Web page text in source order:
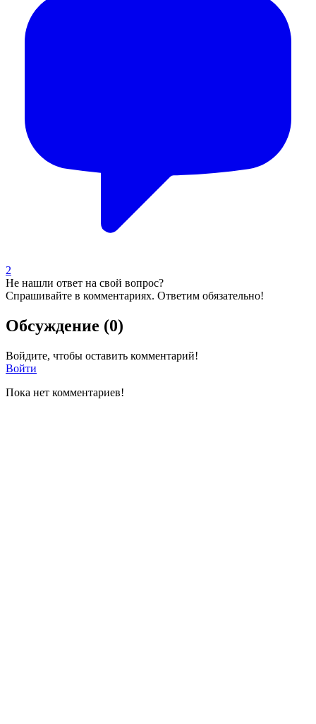
2
Не нашли ответ на свой вопрос?
Спрашивайте в комментариях. Ответим обязательно!
Обсуждение (0)
Войдите, чтобы оставить комментарий!
Войти
Пока нет комментариев!